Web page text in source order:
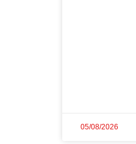
05/08/2026